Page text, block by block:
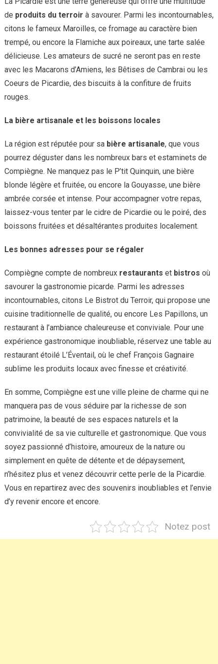
de produits du terroir à savourer. Parmi les incontournables,
citons le fameux Maroilles, ce fromage au caractère bien
trempé, ou encore la Flamiche aux poireaux, une tarte salée
délicieuse. Les amateurs de sucré ne seront pas en reste
avec les Macarons d’Amiens, les Bêtises de Cambrai ou les
Coeurs de Picardie, des biscuits à la confiture de fruits
rouges.
La bière artisanale et les boissons locales
La région est réputée pour sa bière artisanale, que vous
pourrez déguster dans les nombreux bars et estaminets de
Compiègne. Ne manquez pas le P’tit Quinquin, une bière
blonde légère et fruitée, ou encore la Gouyasse, une bière
ambrée corsée et intense. Pour accompagner votre repas,
laissez-vous tenter par le cidre de Picardie ou le poiré, des
boissons fruitées et désaltérantes produites localement.
Les bonnes adresses pour se régaler
Compiègne compte de nombreux restaurants et bistros où
savourer la gastronomie picarde. Parmi les adresses
incontournables, citons Le Bistrot du Terroir, qui propose une
cuisine traditionnelle de qualité, ou encore Les Papillons, un
restaurant à l’ambiance chaleureuse et conviviale. Pour une
expérience gastronomique inoubliable, réservez une table au
restaurant étoilé L’Éventail, où le chef François Gagnaire
sublime les produits locaux avec finesse et créativité.
En somme, Compiègne est une ville pleine de charme qui ne
manquera pas de vous séduire par la richesse de son
patrimoine, la beauté de ses espaces naturels et la
convivialité de sa vie culturelle et gastronomique. Que vous
soyez passionné d’histoire, amoureux de la nature ou
simplement en quête de détente et de dépaysement,
n’hésitez plus et venez découvrir cette perle de la Picardie.
Vous en repartirez avec des souvenirs inoubliables et l’envie
d’y revenir encore et encore.
Notez post